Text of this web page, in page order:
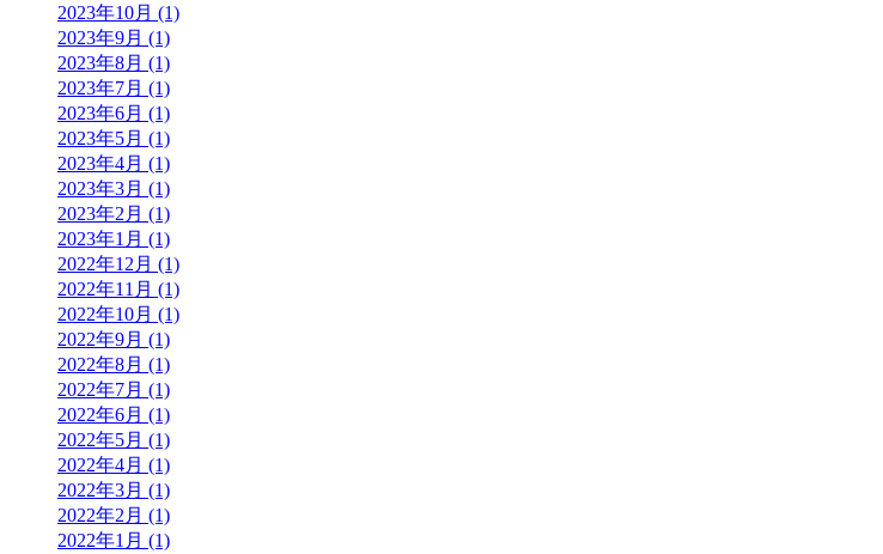
2023年10月 (1)
2023年9月 (1)
2023年8月 (1)
2023年7月 (1)
2023年6月 (1)
2023年5月 (1)
2023年4月 (1)
2023年3月 (1)
2023年2月 (1)
2023年1月 (1)
2022年12月 (1)
2022年11月 (1)
2022年10月 (1)
2022年9月 (1)
2022年8月 (1)
2022年7月 (1)
2022年6月 (1)
2022年5月 (1)
2022年4月 (1)
2022年3月 (1)
2022年2月 (1)
2022年1月 (1)